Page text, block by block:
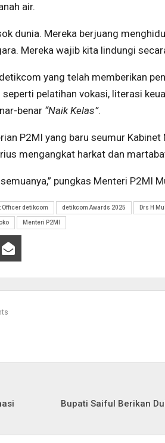
air.
dunia. Mereka berjuang
Mereka wajib kita lindungi
yang telah memberikan
pelatihan vokasi, literasi
benar “Naik Kelas”.
P2MI yang baru seumur Kabinet
mengangkat harkat dan
pungkas Menteri P2MI
Officer detikcom detikcom Awards 2025 Drs H
Menteri P2MI
Bupati Saiful Berikan